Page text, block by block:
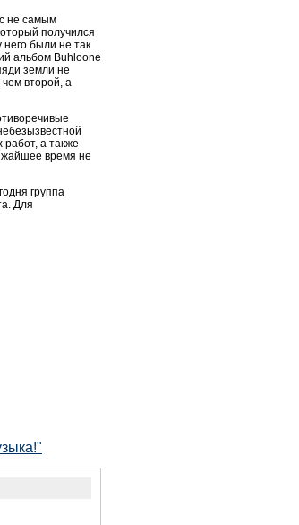
не самым
получился
были не так
альбом Buhloone
земли не
второй, а
а также
время не
группа
Для